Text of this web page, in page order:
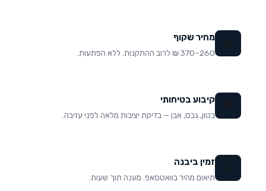
מחיר שקוף
260–370 ₪ לרוב ההתקנות. ללא הפתעות.
קיבוע בטיחותי
בטון, גבס, אבן — בדיקת יציבות מלאה לפני עזיבה.
זמין ביבנה
תיאום מהיר בוואטסאפ. מענה תוך שעות.